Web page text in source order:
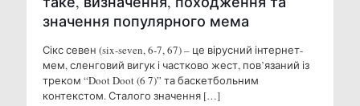
значення популярного мема
Сікс севен (six-seven, 6-7, 67) – це вірусний інтернет-
мем, сленговий вигук і частково жест, пов’язаний із
треком “Doot Doot (6 7)” та баскетбольним
контекстом. Сталого значення […]